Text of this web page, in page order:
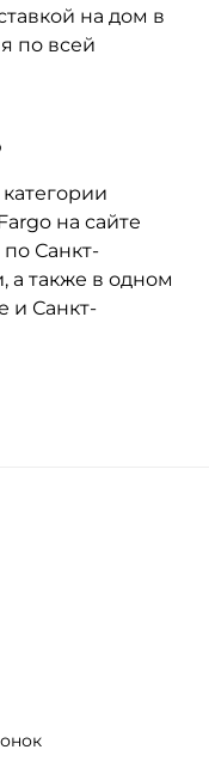
на дом в
по всей
на сайте
Санкт-
а также в одном
и Санкт-